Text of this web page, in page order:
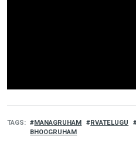
TAGS
MANAGRUHAM
BHOOGRUHAM
RVATELUGU